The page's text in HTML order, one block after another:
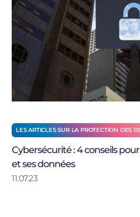
LES ARTICLES SUR LA PROTECTION DES
Cybersécurité : 4 conseils
et ses données
11.07.23